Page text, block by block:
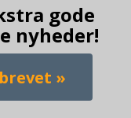
gode
nyheder!